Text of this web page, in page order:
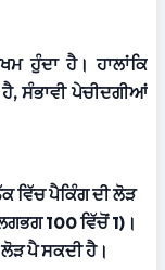
ਹੁੰਦਾ ਹੈ। ਹਾਲਾਂਕਿ
ਸੰਭਾਵੀ ਪੇਚੀਦਗੀਆਂ
ਵਿੱਚ ਪੈਕਿੰਗ ਦੀ ਲੋੜ
100 ਵਿੱਚੋਂ 1)।
ਪੈ ਸਕਦੀ ਹੈ।